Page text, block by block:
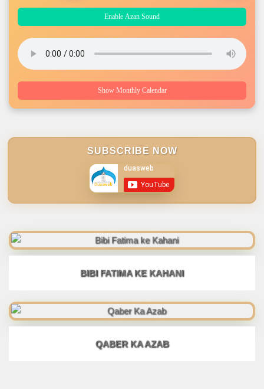
Enable Azan Sound
Show Monthly Calendar
SUBSCRIBE NOW
BIBI FATIMA KE KAHANI
QABER KA AZAB